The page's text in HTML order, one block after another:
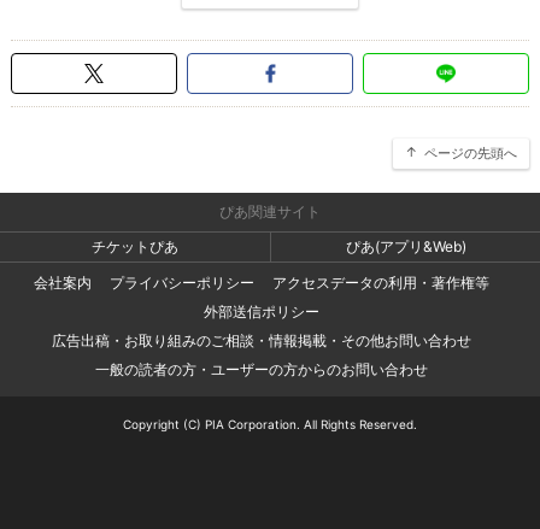
ページの先頭へ
ぴあ関連サイト
チケットぴあ
ぴあ(アプリ&Web)
会社案内
プライバシーポリシー
アクセスデータの利用・著作権等
外部送信ポリシー
広告出稿・お取り組みのご相談・情報掲載・その他お問い合わせ
一般の読者の方・ユーザーの方からのお問い合わせ
Copyright (C) PIA Corporation. All Rights Reserved.